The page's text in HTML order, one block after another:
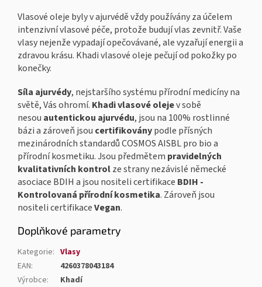
Vlasové oleje byly v ajurvédě vždy používány za účelem
intenzivní vlasové péče, protože budují vlas zevnitř. Vaše
vlasy nejenže vypadají opečovávané, ale vyzařují energii a
zdravou krásu. Khadi vlasové oleje pečují od pokožky po
konečky.
Síla ajurvédy, nejstaršího systému přírodní medicíny na
světě, Vás ohromí. Khadi vlasové olejev sobě
nesou autentickou ajurvédu, jsou na 100% rostlinné
bázi a zároveň jsou certifikoványpodle přísných
mezinárodních standardů COSMOS AISBL pro bio a
přírodní kosmetiku. Jsou předmětem pravidelných
kvalitativních kontrolze strany nezávislé německé
asociace BDIH a jsou nositeli certifikace BDIH -
Kontrolovaná přírodní kosmetika. Zároveň jsou
nositeli certifikaceVegan.
Doplňkové parametry
Kategorie: Vlasy
EAN:
4260378043184
Výrobce:
Khadí